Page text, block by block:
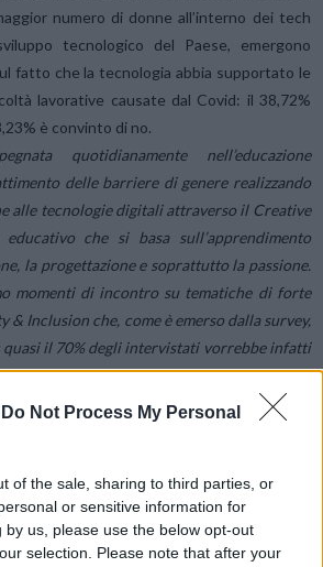
Do Not Process My Personal
of the sale, sharing to third parties, or
or sensitive information for
by us, please use the below opt-out
selection. Please note that after your
numero di donne all’interno dei tech
tecnologico del Paese, emergono
fatto che la tecnologia abbia supportato le
lavorative causate dal Covid: il 38,72%
è convinto di no.
quotidianamente nell’educazione
delle barriere di genere realizzando
alle tecnologie digitali attraverso il Creative
che si basa sull’apprendimento
la progettazione e soprattutto la passione.
momenti di incontro su tematiche di forte
& Inclusion che, come è emerso dalla survey,
quasi il 70% degli intervistati vorrebbe infatti
conoscenza su questo tema con corsi,
infine che, per
non ci si dovrà più porre il problema di
si costruisce tra i banchi di scuola”,
Chief Commercial Officer di